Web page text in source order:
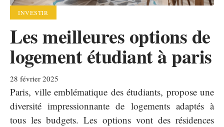
INVESTIR
Les meilleures options de
logement étudiant à paris
28 février 2025
Paris, ville emblématique des étudiants, propose une
diversité impressionnante de logements adaptés à
tous les budgets. Les options vont des résidences